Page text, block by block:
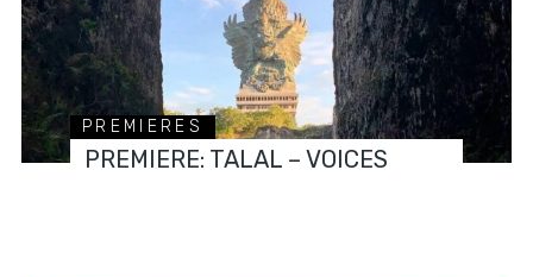
PREMIERES
PREMIERE: TALAL – VOICES